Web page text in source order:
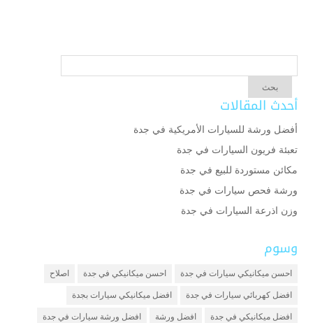
أحدث المقالات
أفضل ورشة للسيارات الأمريكية في جدة
تعبئة فريون السيارات في جدة
مكائن مستوردة للبيع في جدة
ورشة فحص سيارات في جدة
وزن اذرعة السيارات في جدة
وسوم
احسن ميكانيكي سيارات في جدة احسن ميكانيكي في جدة اصلاح
افضل كهربائي سيارات في جدة افضل ميكانيكي سيارات بجدة
افضل ميكانيكي في جدة افضل ورشة افضل ورشة سيارات في جدة